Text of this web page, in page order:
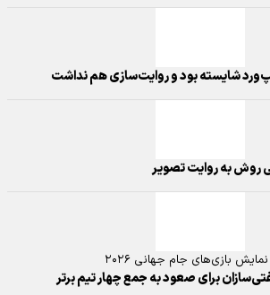
شایسته بود و روایت‌سازی هم نداشت
روش به روایت تصویر
بازی‌های جام جهانی ۲۰۲۶
برای صعود به جمع چهار تیم برتر